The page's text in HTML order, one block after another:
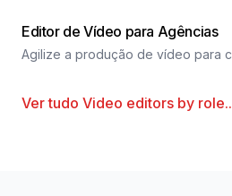
Editor de Vídeo para Agências
Agilize a produção de vídeo para
Ver tudo Video editors by role